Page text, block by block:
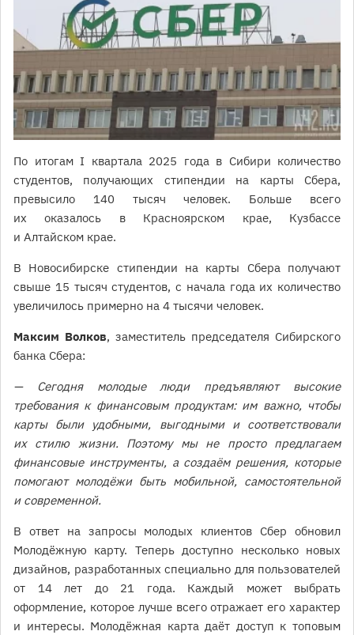
По итогам I квартала 2025 года в Сибири количество
студентов, получающих стипендии на карты Сбера,
превысило 140 тысяч человек. Больше всего
их оказалось в Красноярском крае, Кузбассе
и Алтайском крае.
В Новосибирске стипендии на карты Сбера получают
свыше 15 тысяч студентов, с начала года их количество
увеличилось примерно на 4 тысячи человек.
Максим Волков, заместитель председателя Сибирского
банка Сбера:
— Сегодня молодые люди предъявляют высокие
требования к финансовым продуктам: им важно, чтобы
карты были удобными, выгодными и соответствовали
их стилю жизни. Поэтому мы не просто предлагаем
финансовые инструменты, а создаём решения, которые
помогают молодёжи быть мобильной, самостоятельной
и современной.
В ответ на запросы молодых клиентов Сбер обновил
Молодёжную карту. Теперь доступно несколько новых
дизайнов, разработанных специально для пользователей
от 14 лет до 21 года. Каждый может выбрать
оформление, которое лучше всего отражает его характер
и интересы. Молодёжная карта даёт доступ к топовым